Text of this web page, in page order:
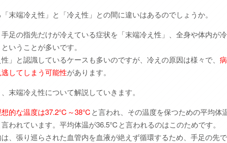
末端冷え性」と「冷え性」との間に違いはあるのでしょうか。
足の指先だけが冷えている症状を「末端冷え性」、全身や体内が
いうことが多いです。
」と認識しているケースも多いのですが、冷えの原因は様々で、
してしまう可能性があります。
末端冷え性について解説していきます。
想的な温度は37.2℃～38℃と言われ、その温度を保つための平均
言われています。平均体温が36.5℃と言われるのはこのためです。
、張り巡らされた血管内を血液が絶えず循環するため、手足の先